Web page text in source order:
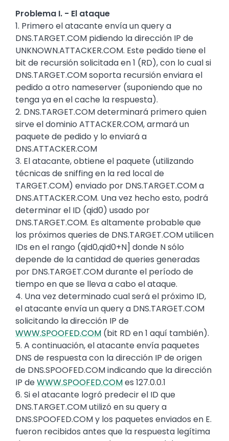
Problema I. - El ataque
1. Primero el atacante envía un query a
DNS.TARGET.COM pidiendo la dirección IP de
UNKNOWN.ATTACKER.COM. Este pedido tiene el
bit de recursión solicitada en 1 (RD), con lo cual si
DNS.TARGET.COM soporta recursión enviara el
pedido a otro nameserver (suponiendo que no
tenga ya en el cache la respuesta).
2. DNS.TARGET.COM determinará primero quien
sirve el dominio ATTACKER.COM, armará un
paquete de pedido y lo enviará a
DNS.ATTACKER.COM
3. El atacante, obtiene el paquete (utilizando
técnicas de sniffing en la red local de
TARGET.COM) enviado por DNS.TARGET.COM a
DNS.ATTACKER.COM. Una vez hecho esto, podrá
determinar el ID (qid0) usado por
DNS.TARGET.COM. Es altamente probable que
los próximos queries de DNS.TARGET.COM utilicen
IDs en el rango (qid0,qid0+N] donde N sólo
depende de la cantidad de queries generadas
por DNS.TARGET.COM durante el período de
tiempo en que se lleva a cabo el ataque.
4. Una vez determinado cual será el próximo ID,
el atacante envía un query a DNS.TARGET.COM
solicitando la dirección IP de
WWW.SPOOFED.COM (bit RD en 1 aquí también).
5. A continuación, el atacante envía paquetes
DNS de respuesta con la dirección IP de origen
de DNS.SPOOFED.COM indicando que la dirección
IP deWWW.SPOOFED.COMes 127.0.0.1
6. Si el atacante logró predecir el ID que
DNS.TARGET.COM utilizó en su query a
DNS.SPOOFED.COM y los paquetes enviados en E.
fueron recibidos antes que la respuesta legítima